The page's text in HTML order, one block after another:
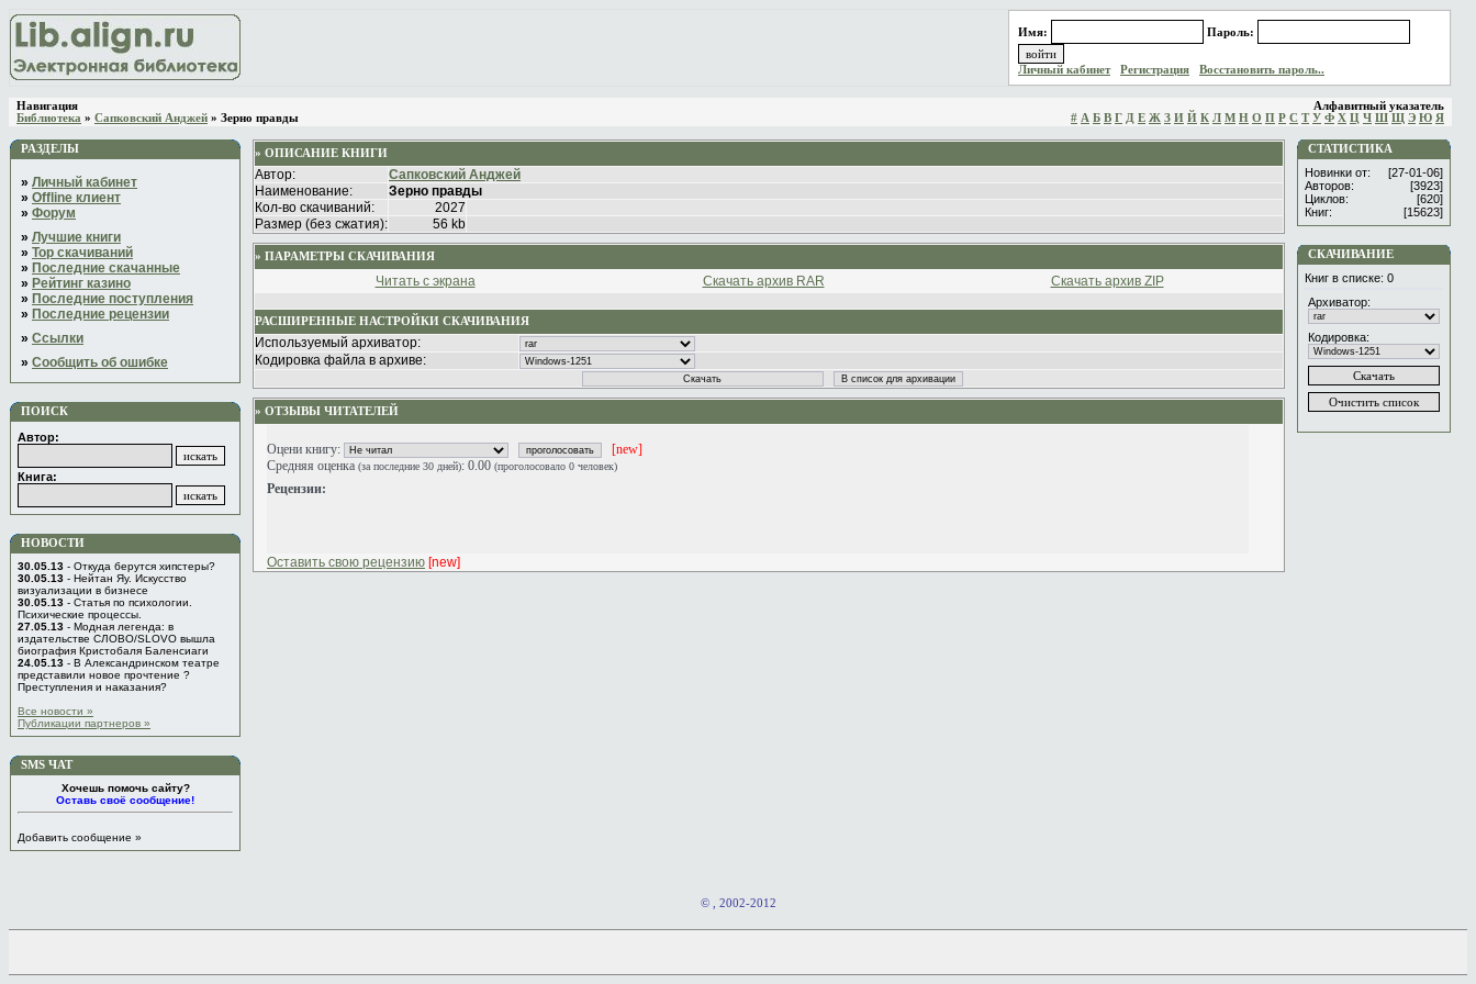
Имя: Пароль:
Личный кабинет Регистрация Восстановить пароль..
Навигация
Библиотека » Сапковский Анджей » Зерно правды
Алфавитный указатель
# А Б В Г Д Е Ж З И Й К Л М Н О П Р С Т У Ф Х Ц Ч Ш Щ Э Ю Я
РАЗДЕЛЫ
» Личный кабинет
» Offline клиент
» Форум
» Лучшие книги
» Top скачиваний
» Последние скачанные
» Рейтинг казино
» Последние поступления
» Последние рецензии
» Ссылки
» Сообщить об ошибке
ПОИСК
Автор:
Книга:
НОВОСТИ
30.05.13 - Откуда берутся хипстеры?
30.05.13 - Нейтан Яу. Искусство
визуализации в бизнесе
30.05.13 - Статья по психологии.
Психические процессы.
27.05.13 - Модная легенда: в
издательстве СЛОВО/SLOVO вышла
биография Кристобаля Баленсиаги
24.05.13 - В Александринском театре
представили новое прочтение ?
Преступления и наказания?
Все новости »
Публикации партнеров »
SMS ЧАТ
Хочешь помочь сайту?
Оставь своё сообщение!
Добавить сообщение »
» ОПИСАНИЕ КНИГИ
Автор:
Сапковский Анджей
Наименование:
Зерно правды
Кол-во скачиваний:
2027
Размер (без сжатия):
56 kb
» ПАРАМЕТРЫ СКАЧИВАНИЯ
Читать с экрана Скачать архив RAR Скачать архив ZIP
РАСШИРЕННЫЕ НАСТРОЙКИ СКАЧИВАНИЯ
Используемый архиватор:
Кодировка файла в архиве:
» ОТЗЫВЫ ЧИТАТЕЛЕЙ
Оцени книгу:
[new]
Средняя оценка (за последние 30 дней): 0.00 (проголосовало 0 человек)
Рецензии:
Оставить свою рецензию [new]
СТАТИСТИКА
Новинки от:
[27-01-06]
Авторов:
[3923]
Циклов:
[620]
Книг:
[15623]
СКАЧИВАНИЕ
Книг в списке: 0
Архиватор:
Кодировка:
© , 2002-2012